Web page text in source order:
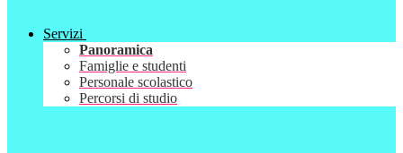
Servizi
Panoramica
Famiglie e studenti
Personale scolastico
Percorsi di studio